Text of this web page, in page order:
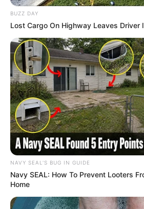
BUZZ DAY
Lost Cargo On Highway Leaves Driver
NAVY SEAL'S BUG IN GUIDE
Navy SEAL: How To Prevent Looters
Home